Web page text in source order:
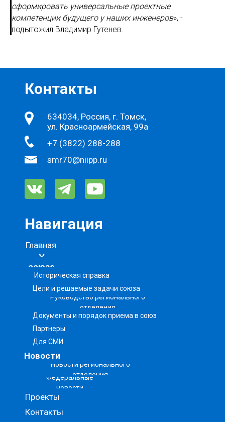
сформировать универсальные проектные
компетенции будущего у наших инженеров», -
подытожил Владимир Гутенев.
634034, Россия, г. Томск,
ул. Красноармейская, 99а
+7 (3822) 288-288
smr70@niipp.ru
Контакты
О
союзе
Новости
Проекты
Контакты
Навигация
Главная
Историческая справка
Цели и решаемые задачи союза
Руководство регионального
отделения
Документы и порядок приема в союз
Партнеры
Для СМИ
Новости регионального
отделения
Федеральные
новости